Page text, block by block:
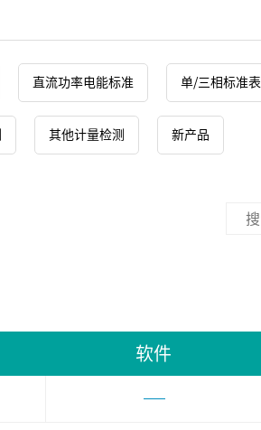
直流功率电能标准 单/三相标准表
其他计量检测 新产品
软件